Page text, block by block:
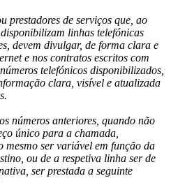
prestadores de serviços que, ao
linhas telefónicas
devem divulgar, de forma clara e
e nos contratos escritos com
telefónicos disponibilizados,
clara, visível e atualizada
números anteriores, quando não
único para a chamada,
mesmo ser variável em função da
ou de a respetiva linha ser de
ser prestada a seguinte